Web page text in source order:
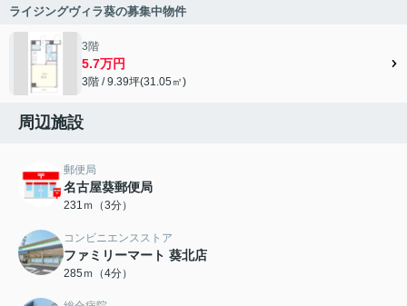
ライジングヴィラ葵の募集中物件
3階
5.7万円
3階 / 9.39坪(31.05㎡)
周辺施設
郵便局
名古屋葵郵便局
231ｍ（3分）
コンビニエンスストア
ファミリーマート 葵北店
285ｍ（4分）